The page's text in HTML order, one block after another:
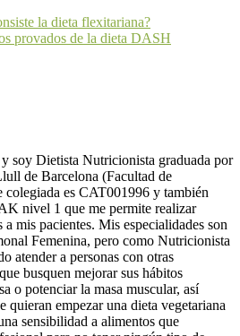
la dieta flexitariana?
provados de la dieta DASH
soy Dietista Nutricionista graduada por
de Barcelona (Facultad de
es CAT001996 y también
nivel 1 que me permite realizar
mis pacientes. Mis especialidades son
Femenina, pero como Nutricionista
atender a personas con otras
busquen mejorar sus hábitos
o potenciar la masa muscular, así
quieran empezar una dieta vegetariana
sensibilidad a alimentos que